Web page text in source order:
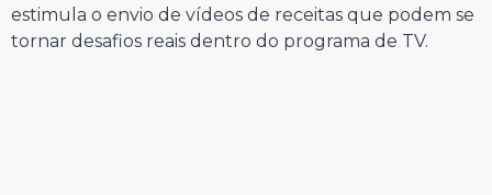
estimula o envio de vídeos de receitas que podem se
tornar desafios reais dentro do programa de TV.